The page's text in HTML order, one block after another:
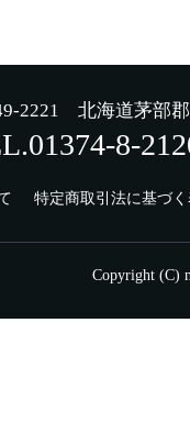
2221 北海道茅部
8-
特定商取引法に基づ
Copyright (C)